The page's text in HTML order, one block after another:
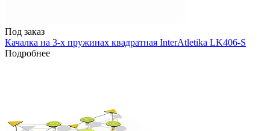
Под заказ
Качалка на 3-х пружинах квадратная InterAtletika LK406-S
Подробнее